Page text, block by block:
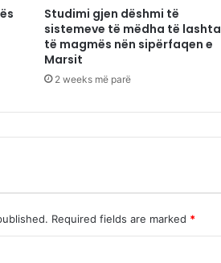
Studimi gjen dëshmi të
sistemeve të mëdha të lashta
të magmës nën sipërfaqen e
Marsit
2 weeks më parë
Required fields are marked *